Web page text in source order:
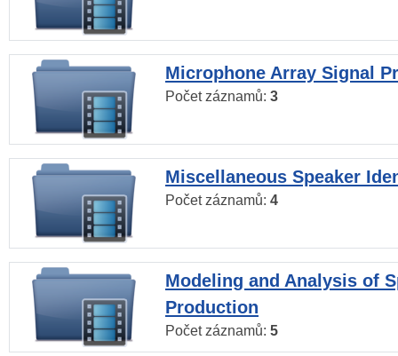
Microphone Array Signal
Počet záznamů: 3
Miscellaneous Speaker
Počet záznamů: 4
Modeling and Analysis of
Production
Počet záznamů: 5